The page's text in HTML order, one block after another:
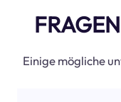
Einige mögliche